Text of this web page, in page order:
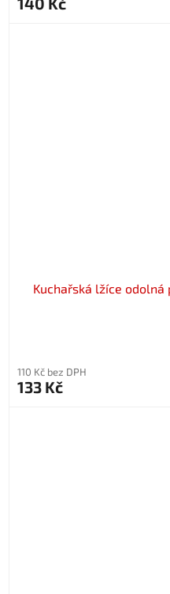
Kuchařská lžíce
110 Kč bez DPH
133 Kč